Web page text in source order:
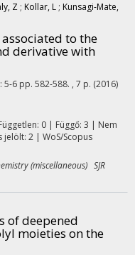
Z ; Kollar, L ; Kunsagi-Mate,
to the
derivative with
: 5-6 pp. 582-588. , 7 p. (2016)
0 | Függő: 3 | Nem
jelölt: 2 | WoS/Scopus
(miscellaneous) SJR
of deepened
moieties on the